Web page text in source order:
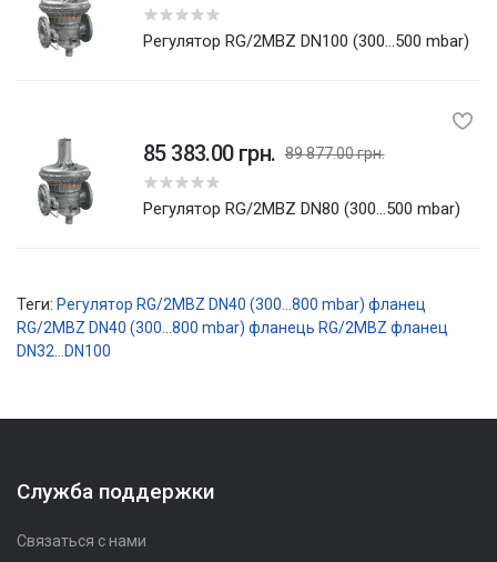
Регулятор RG/2MBZ DN100 (300...500 mbar)
85 383.00 грн. 89 877.00 грн.
Регулятор RG/2MBZ DN80 (300...500 mbar)
Теги: Регулятор RG/2MBZ DN40 (300...800 mbar) фланец
RG/2MBZ DN40 (300...800 mbar) фланець RG/2MBZ фланец
DN32...DN100
Служба поддержки
Связаться с нами